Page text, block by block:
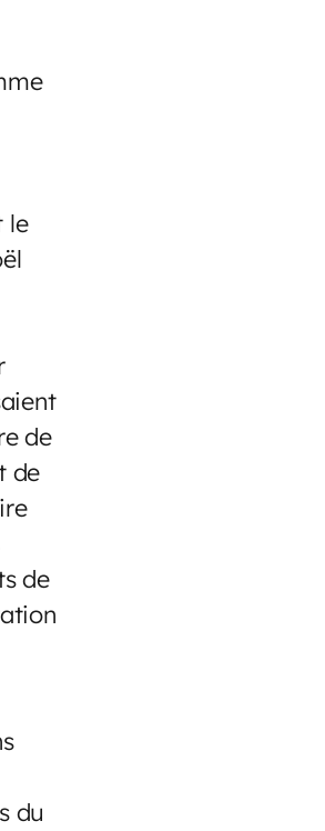
le
de
de
de
du